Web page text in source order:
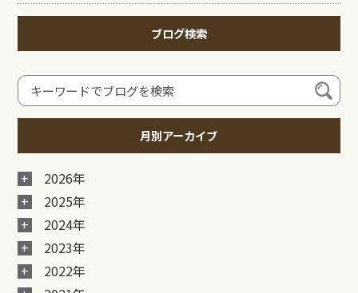
ブログ検索
月別アーカイブ
2026年
2025年
2024年
2023年
2022年